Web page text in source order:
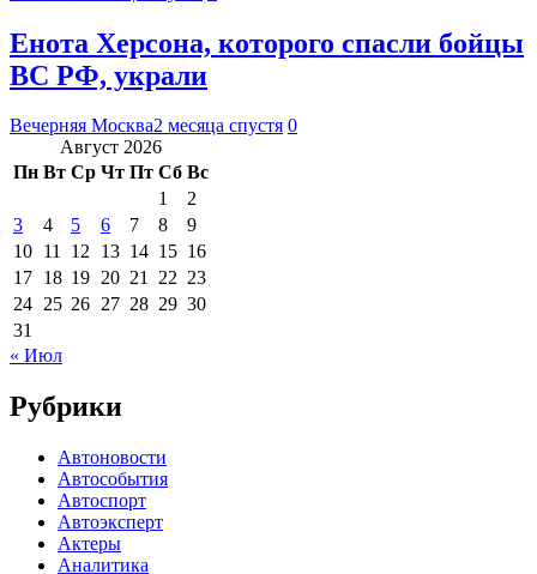
Енота Херсона, которого спасли бойцы
ВС РФ, украли
Вечерняя Москва2 месяца спустя 0
Август 2026
Пн Вт Ср Чт Пт Сб Вс
1
2
3
4 5 6 7 8
9
10 11 12 13 14 15 16
17 18 19 20 21 22 23
24 25 26 27 28 29 30
31
« Июл
Рубрики
Автоновости
Автособытия
Автоспорт
Автоэксперт
Актеры
Аналитика